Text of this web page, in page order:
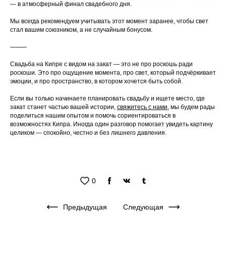
— в атмосферный финал свадебного дня.
Мы всегда рекомендуем учитывать этот момент заранее, чтобы свет
стал вашим союзником, а не случайным бонусом.
⸻
Свадьба на Кипре с видом на закат — это не про роскошь ради
роскоши. Это про ощущение момента, про свет, который подчёркивает
эмоции, и про пространство, в котором хочется быть собой.
Если вы только начинаете планировать свадьбу и ищете место, где
закат станет частью вашей истории, свяжитесь с нами , мы будем рады
поделиться нашим опытом и помочь сориентироваться в
возможностях Кипра. Иногда один разговор помогает увидеть картину
целиком — спокойно, честно и без лишнего давления.
0
Предыдущая Следующая